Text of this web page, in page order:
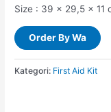
Size : 39 x 29,5 x 11
Order By Wa
Kategori: First Aid Kit